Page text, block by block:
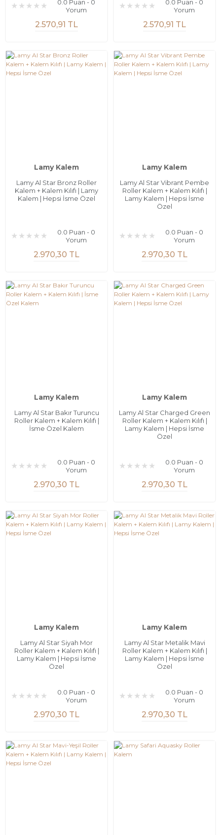
0.0 Puan - 0
Yorum
2.570,91 TL
0.0 Puan - 0
Yorum
2.570,91 TL
Lamy Kalem
Lamy Al Star Bronz Roller
Kalem + Kalem Kılıfı | Lamy
Kalem | Hepsi İsme Özel
0.0 Puan - 0
Yorum
2.970,30 TL
Lamy Kalem
Lamy Al Star Vibrant Pembe
Roller Kalem + Kalem Kılıfı |
Lamy Kalem | Hepsi İsme
Özel
0.0 Puan - 0
Yorum
2.970,30 TL
Lamy Kalem
Lamy Al Star Bakır Turuncu
Roller Kalem + Kalem Kılıfı |
İsme Özel Kalem
0.0 Puan - 0
Yorum
2.970,30 TL
Lamy Kalem
Lamy Al Star Charged Green
Roller Kalem + Kalem Kılıfı |
Lamy Kalem | Hepsi İsme
Özel
0.0 Puan - 0
Yorum
2.970,30 TL
Lamy Kalem
Lamy Al Star Siyah Mor
Roller Kalem + Kalem Kılıfı |
Lamy Kalem | Hepsi İsme
Özel
0.0 Puan - 0
Yorum
2.970,30 TL
Lamy Kalem
Lamy Al Star Metalik Mavi
Roller Kalem + Kalem Kılıfı |
Lamy Kalem | Hepsi İsme
Özel
0.0 Puan - 0
Yorum
2.970,30 TL